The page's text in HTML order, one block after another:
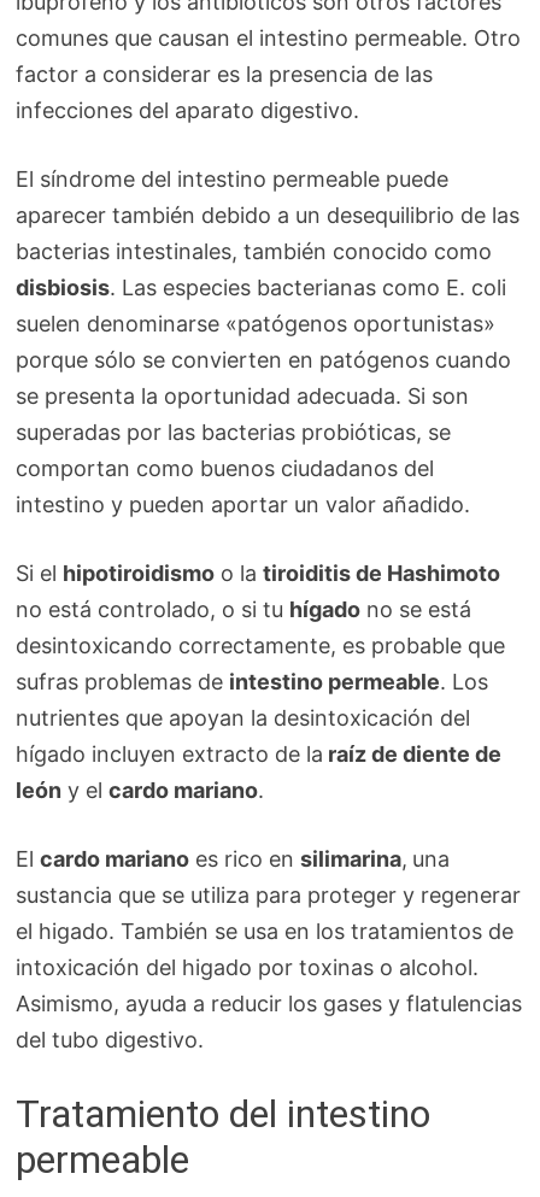
comunes que causan el intestino permeable. Otro
factor a considerar es la presencia de las
infecciones del aparato digestivo.
El síndrome del intestino permeable puede
aparecer también debido a un desequilibrio de las
bacterias intestinales, también conocido como
disbiosis. Las especies bacterianas como E. coli
suelen denominarse «patógenos oportunistas»
porque sólo se convierten en patógenos cuando
se presenta la oportunidad adecuada. Si son
superadas por las bacterias probióticas, se
comportan como buenos ciudadanos del
intestino y pueden aportar un valor añadido.
Si el hipotiroidismo o latiroiditis de Hashimoto
no está controlado, o si tu hígado no se está
desintoxicando correctamente, es probable que
sufras problemas de intestino permeable. Los
nutrientes que apoyan la desintoxicación del
hígado incluyen extracto de la raíz de diente de
león y elcardo mariano.
Elcardo mariano es rico ensilimarina, una
sustancia que se utiliza para proteger y regenerar
el higado. También se usa en los tratamientos de
intoxicación del higado por toxinas o alcohol.
Asimismo, ayuda a reducir los gases y flatulencias
del tubo digestivo.
Tratamiento del intestino
permeable